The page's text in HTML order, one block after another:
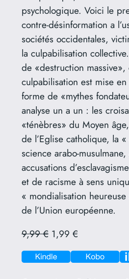
psychologique. Voici le
contre-désinformation a
sociétés occidentales,
la culpabilisation
de «destruction massive»,
culpabilisation est mise
forme de «mythes
analyse un a un : les
«ténèbres» du Moyen
de l’Eglise catholique, la
science arabo-
accusations
et de racisme à sens
« mondialisation
de l’Union européenne.
9,99 €1,99 €